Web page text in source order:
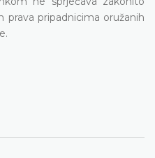
prava pripadnicima oružanih